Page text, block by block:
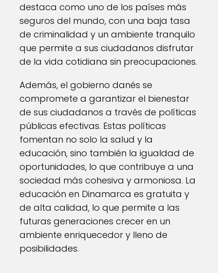
destaca como uno de los países más
seguros del mundo, con una baja tasa
de criminalidad y un ambiente tranquilo
que permite a sus ciudadanos disfrutar
de la vida cotidiana sin preocupaciones.
Además, el gobierno danés se
compromete a garantizar el bienestar
de sus ciudadanos a través de políticas
públicas efectivas. Estas políticas
fomentan no solo la salud y la
educación, sino también la igualdad de
oportunidades, lo que contribuye a una
sociedad más cohesiva y armoniosa. La
educación en Dinamarca es gratuita y
de alta calidad, lo que permite a las
futuras generaciones crecer en un
ambiente enriquecedor y lleno de
posibilidades.